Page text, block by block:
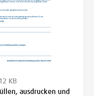
KB
ausdrucken und